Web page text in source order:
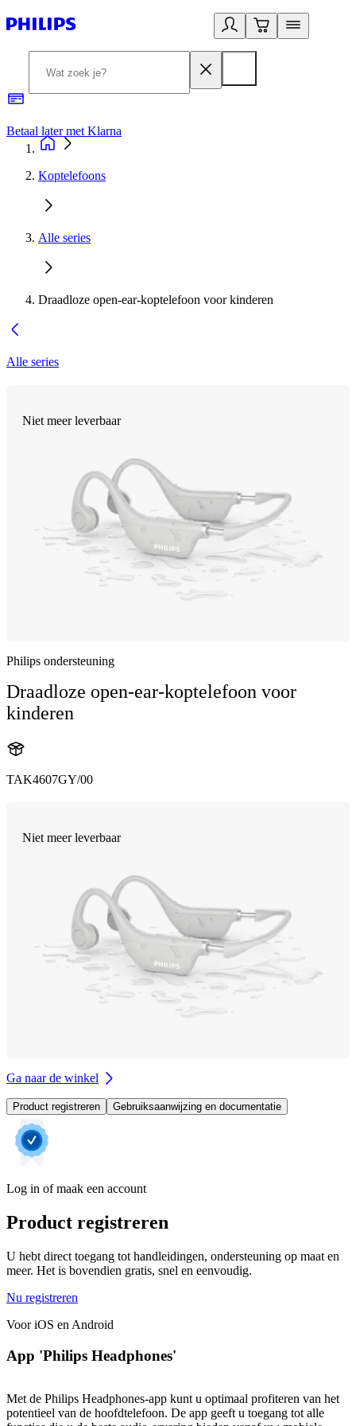
Betaal later met Klarna
Koptelefoons
Alle series
Draadloze open-ear-koptelefoon voor kinderen
Alle series
Niet meer leverbaar
Philips ondersteuning
Draadloze open-ear-koptelefoon voor
kinderen
TAK4607GY/00
Niet meer leverbaar
Ga naar de winkel
Product registreren Gebruiksaanwijzing en documentatie
Log in of maak een account
Product registreren
U hebt direct toegang tot handleidingen, ondersteuning op maat en
meer. Het is bovendien gratis, snel en eenvoudig.
Nu registreren
Voor iOS en Android
App 'Philips Headphones'
Met de Philips Headphones-app kunt u optimaal profiteren van het
potentieel van de hoofdtelefoon. De app geeft u toegang tot alle